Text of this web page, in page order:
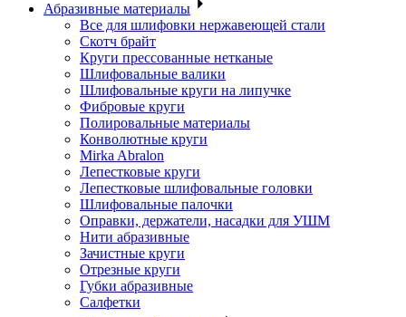
Абразивные материалы
Все для шлифовки нержавеющей стали
Скотч брайт
Круги прессованные нетканые
Шлифовальные валики
Шлифовальные круги на липучке
Фибровые круги
Полировальные материалы
Конволютные круги
Mirka Abralon
Лепестковые круги
Лепестковые шлифовальные головки
Шлифовальные палочки
Оправки, держатели, насадки для УШМ
Нити абразивные
Зачистные круги
Отрезные круги
Губки абразивные
Салфетки